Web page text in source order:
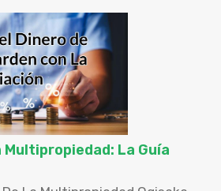
Multipropiedad: La Guía